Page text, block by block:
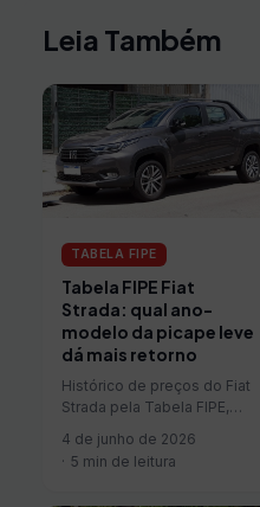
Leia Também
TABELA FIPE
Tabela FIPE Fiat
Strada: qual ano-
modelo da picape leve
dá mais retorno
Histórico de preços do Fiat
Strada pela Tabela FIPE,
modelo e qual versão usada
vale mais a pena hoje.
4 de junho de 2026
5 min de leitura